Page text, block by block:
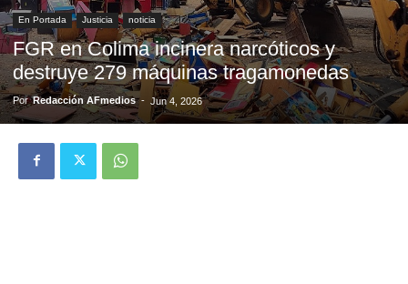
En Portada Justicia noticia
FGR en Colima incinera narcóticos y
destruye 279 máquinas tragamonedas
Por Redacción AFmedios - Jun 4, 2026